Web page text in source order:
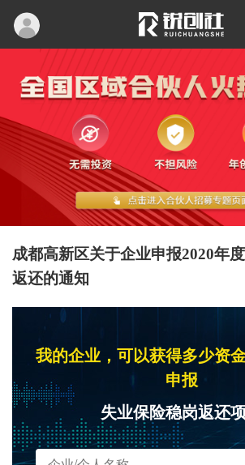
成都高新区关于企业申报2020年
返还的通知
我的企业，可以获得多少资
申报
失业保险稳岗返还